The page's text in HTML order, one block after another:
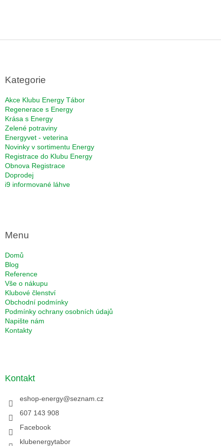
Kategorie
Akce Klubu Energy Tábor
Regenerace s Energy
Krása s Energy
Zelené potraviny
Energyvet - veterina
Novinky v sortimentu Energy
Registrace do Klubu Energy
Obnova Registrace
Doprodej
i9 informované láhve
Menu
Domů
Blog
Reference
Vše o nákupu
Klubové členství
Obchodní podmínky
Podmínky ochrany osobních údajů
Napište nám
Kontakty
Kontakt
eshop-energy@seznam.cz
607 143 908
Facebook
klubenergytabor